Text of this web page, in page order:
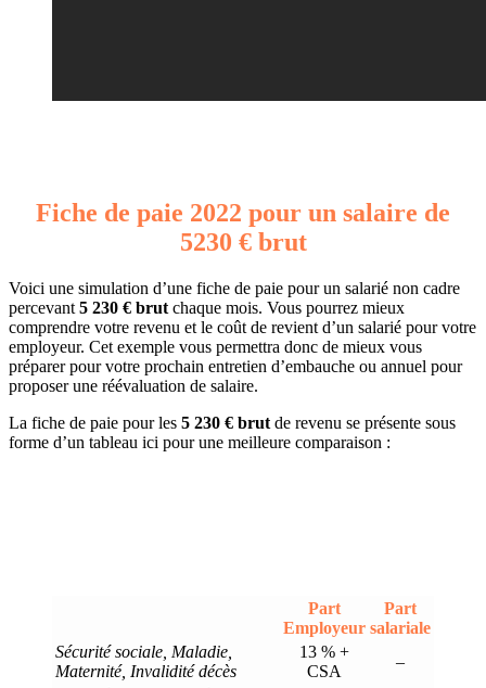
Fiche de paie 2022 pour un salaire de
5230 € brut
Voici une simulation d’une fiche de paie pour un salarié non cadre
percevant 5 230 € brut chaque mois. Vous pourrez mieux
comprendre votre revenu et le coût de revient d’un salarié pour votre
employeur. Cet exemple vous permettra donc de mieux vous
préparer pour votre prochain entretien d’embauche ou annuel pour
proposer une réévaluation de salaire.
La fiche de paie pour les 5 230 € brut de revenu se présente sous
forme d’un tableau ici pour une meilleure comparaison :
Part
Employeur
Part
salariale
Sécurité sociale, Maladie,
Maternité, Invalidité décès
13 % +
CSA
–